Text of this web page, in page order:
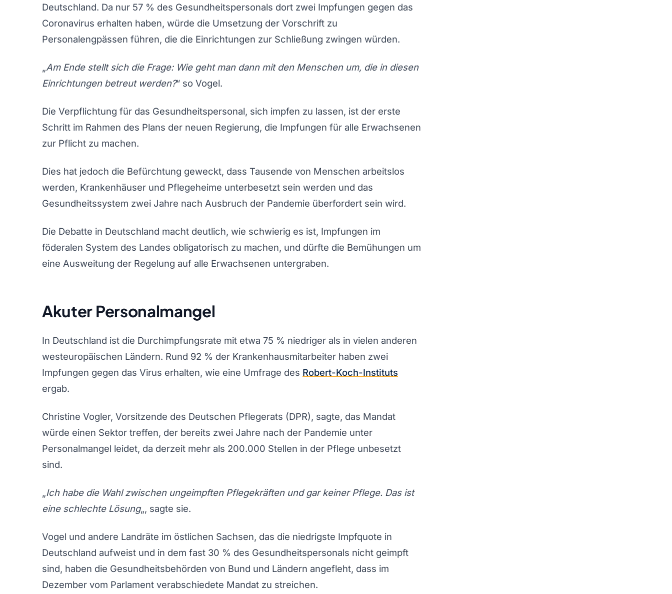
Deutschland. Da nur 57 % des Gesundheitspersonals dort zwei Impfungen gegen das
Coronavirus erhalten haben, würde die Umsetzung der Vorschrift zu
Personalengpässen führen, die die Einrichtungen zur Schließung zwingen würden.
„Am Ende stellt sich die Frage: Wie geht man dann mit den Menschen um, die in diesen
Einrichtungen betreut werden?“ so Vogel.
Die Verpflichtung für das Gesundheitspersonal, sich impfen zu lassen, ist der erste
Schritt im Rahmen des Plans der neuen Regierung, die Impfungen für alle Erwachsenen
zur Pflicht zu machen.
Dies hat jedoch die Befürchtung geweckt, dass Tausende von Menschen arbeitslos
werden, Krankenhäuser und Pflegeheime unterbesetzt sein werden und das
Gesundheitssystem zwei Jahre nach Ausbruch der Pandemie überfordert sein wird.
Die Debatte in Deutschland macht deutlich, wie schwierig es ist, Impfungen im
föderalen System des Landes obligatorisch zu machen, und dürfte die Bemühungen um
eine Ausweitung der Regelung auf alle Erwachsenen untergraben.
Akuter Personalmangel
In Deutschland ist die Durchimpfungsrate mit etwa 75 % niedriger als in vielen anderen
westeuropäischen Ländern. Rund 92 % der Krankenhausmitarbeiter haben zwei
Impfungen gegen das Virus erhalten, wie eine Umfrage des Robert-Koch-Instituts
ergab.
Christine Vogler, Vorsitzende des Deutschen Pflegerats (DPR), sagte, das Mandat
würde einen Sektor treffen, der bereits zwei Jahre nach der Pandemie unter
Personalmangel leidet, da derzeit mehr als 200.000 Stellen in der Pflege unbesetzt
sind.
„Ich habe die Wahl zwischen ungeimpften Pflegekräften und gar keiner Pflege. Das ist
eine schlechte Lösung„, sagte sie.
Vogel und andere Landräte im östlichen Sachsen, das die niedrigste Impfquote in
Deutschland aufweist und in dem fast 30 % des Gesundheitspersonals nicht geimpft
sind, haben die Gesundheitsbehörden von Bund und Ländern angefleht, dass im
Dezember vom Parlament verabschiedete Mandat zu streichen.